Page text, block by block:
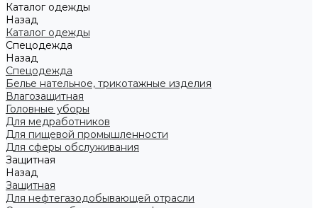
Каталог одежды
Назад
Каталог одежды
Спецодежда
Назад
Спецодежда
Белье нательное, трикотажные изделия
Влагозащитная
Головные уборы
Для медработников
Для пищевой промышленности
Для сферы обслуживания
Защитная
Назад
Защитная
Для нефтегазодобывающей отрасли